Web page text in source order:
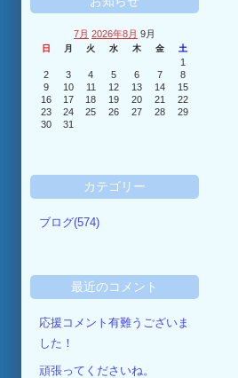
7月 2026年8月 9月
日 月 火 水 木 金 土
1
2
3 4 5 6 7
8
9
10 11 12 13 14
15
16
17 18 19 20 21
22
23
24 25 26 27 28
29
30
31
カテゴリー
ブログ(574)
最近のコメント
応援コメント有難うございま
した！
頑張ってくださいね。